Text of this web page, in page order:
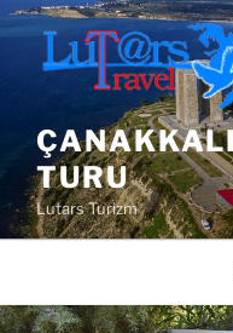
İçeriğe
geç
TURU
Lutars Turizm